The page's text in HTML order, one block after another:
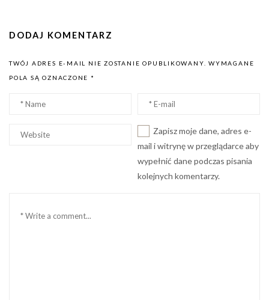
DODAJ KOMENTARZ
TWÓJ ADRES E-MAIL NIE ZOSTANIE OPUBLIKOWANY.
WYMAGANE
POLA SĄ OZNACZONE *
Nazwa
Email
Witryna
Zapisz moje dane, adres e-
mail i witrynę w przeglądarce aby
wypełnić dane podczas pisania
kolejnych komentarzy.